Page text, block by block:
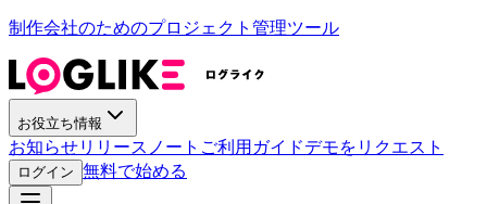
制作会社のためのプロジェクト管理ツール
お役立ち情報
お知らせリリースノート ご利用ガイドデモをリクエスト
ログイン 無料で始める